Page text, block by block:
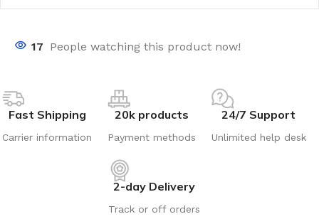
17 People watching this product now!
Fast Shipping
Carrier information
20k products
Payment methods
24/7 Support
Unlimited help desk
2-day Delivery
Track or off orders